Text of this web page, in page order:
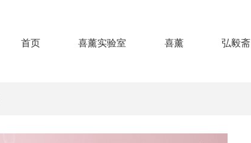
首页 喜薰实验室 喜薰 弘毅斋